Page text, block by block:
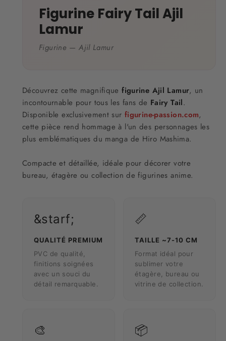
Figurine Fairy Tail Ajil
Lamur
Figurine — Ajil Lamur
Découvrez cette magnifiquefigurine Ajil Lamur, un
incontournable pour tous les fans de Fairy Tail.
Disponible exclusivement sur figurine-passion.com,
cette pièce rend hommage à l'un des personnages les
plus emblématiques du manga de Hiro Mashima.
Compacte et détaillée, idéale pour décorer votre
bureau, étagère ou collection de figurines anime.
&starf;
QUALITÉ PREMIUM
PVC de qualité,
finitions soignées
avec un souci du
détail remarquable.
📏
TAILLE ~7-10 CM
Format idéal pour
sublimer votre
étagère, bureau ou
vitrine de collection.
🎨 📦